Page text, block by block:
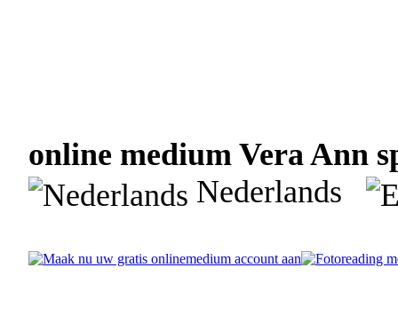
online medium Vera Ann
Nederlands